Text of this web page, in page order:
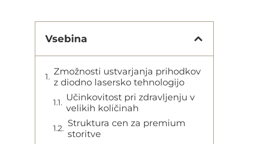
Vsebina
Zmožnosti ustvarjanja prihodkov
z diodno lasersko tehnologijo
Učinkovitost pri zdravljenju v
velikih količinah
Struktura cen za premium
storitve